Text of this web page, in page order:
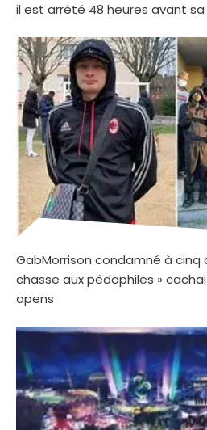
il est arrêté 48 heures avant sa
GabMorrison condamné à cinq
chasse aux pédophiles »
apens